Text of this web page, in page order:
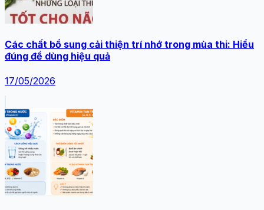
Các chất bổ sung cải thiện trí nhớ trong mùa thi: Hiểu
đúng để dùng hiệu quả
17/05/2026